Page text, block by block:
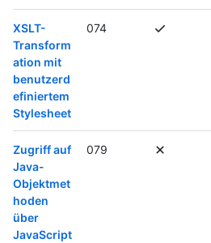
XSLT-
Transform
ation mit
benutzerd
efiniertem
Stylesheet
074
Zugriff auf
Java-
Objektmet
hoden
über
JavaScript
079